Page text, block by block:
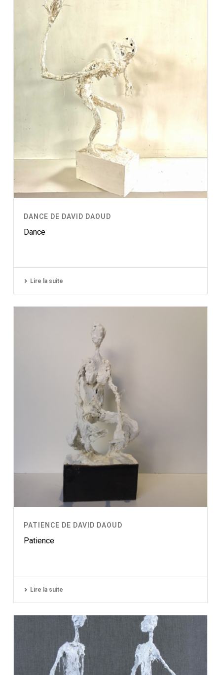
DANCE DE DAVID DAOUD
Dance
Lire la suite
PATIENCE DE DAVID DAOUD
Patience
Lire la suite